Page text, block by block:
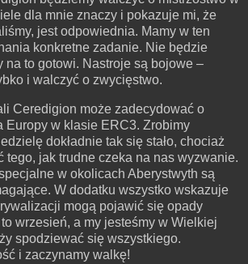
dla mnie znaczy i pokazuje mi, że
jest odpowiednia. Mamy w ten
konkretne zadanie. Nie będzie
na to gotowi. Nastroje są bojowe –
i walczyć o zwycięstwo.
Ceredigion może zadecydować o
Europy w klasie ERC3. Zrobimy
dokładnie tak się stało, chociaż
tego, jak trudne czeka na nas wyzwanie.
w okolicach Aberystwyth są
W dodatku wszystko wskazuje
mogą pojawić się opady
wrzesień, a my jesteśmy w Wielkiej
spodziewać się wszystkiego.
i zaczynamy walkę!